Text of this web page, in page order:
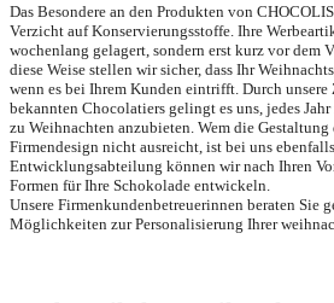
Das Besondere an den Produkten von
Verzicht auf Konservierungsstoffe. Ihre
wochenlang gelagert, sondern erst kurz vor dem
diese Weise stellen wir sicher, dass Ihr
wenn es bei Ihrem Kunden eintrifft. Durch unsere
bekannten Chocolatiers gelingt es uns, jedes
zu Weihnachten anzubieten. Wem die
Firmendesign nicht ausreicht, ist bei uns
Entwicklungsabteilung können wir nach Ihren
Formen für Ihre Schokolade entwickeln.
Unsere Firmenkundenbetreuerinnen beraten Sie
Möglichkeiten zur Personalisierung Ihrer